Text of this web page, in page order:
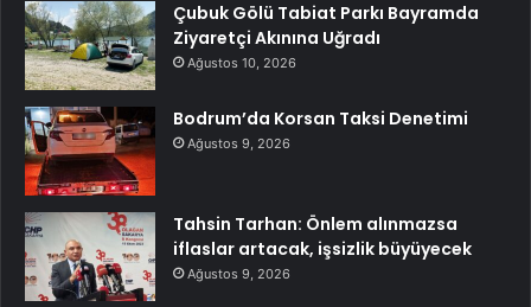
Çubuk Gölü Tabiat Parkı Bayramda
Ziyaretçi Akınına Uğradı
Ağustos 10, 2026
Bodrum’da Korsan Taksi Denetimi
Ağustos 9, 2026
Tahsin Tarhan: Önlem alınmazsa
iflaslar artacak, işsizlik büyüyecek
Ağustos 9, 2026